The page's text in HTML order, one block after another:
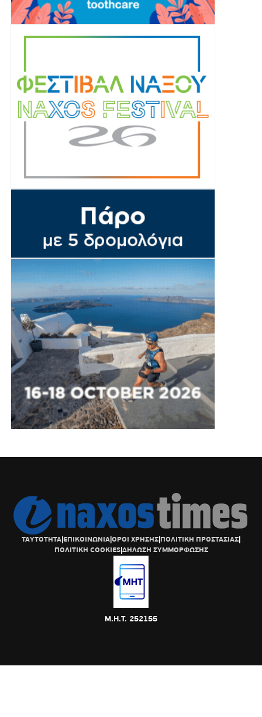
ΤΑΥΤΟΤΗΤΑ|ΕΠΙΚΟΙΝΩΝΙΑ|ΟΡΟΙ ΧΡΗΣΗΣ|ΠΟΛΙΤΙΚΗ ΠΡΟΣΤΑΣΙΑΣ|
ΠΟΛΙΤΙΚΗ COOKIES|ΔΗΛΩΣΗ ΣΥΜΜΟΡΦΩΣΗΣ
Μ.Η.Τ. 252155